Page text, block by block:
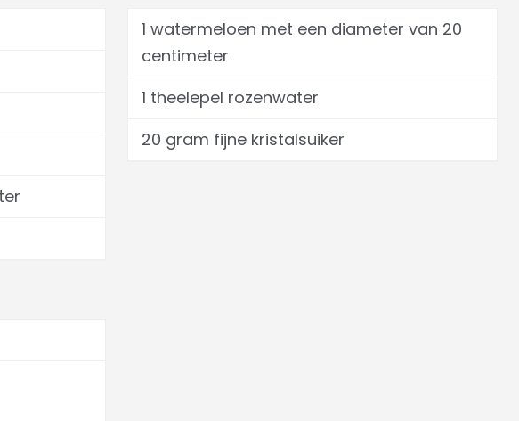
1 watermeloen met een diameter van 20
centimeter
1 theelepel rozenwater
20 gram fijne kristalsuiker